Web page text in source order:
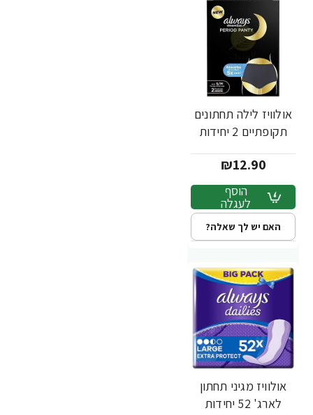
אולוויז לילה תחתונים
תקופתיים 2 יחידות
₪12.90
הוסף
לעגלה
האם יש לך שאלה?
אולוויז מגיני תחתון
לארג' 52 יחידות